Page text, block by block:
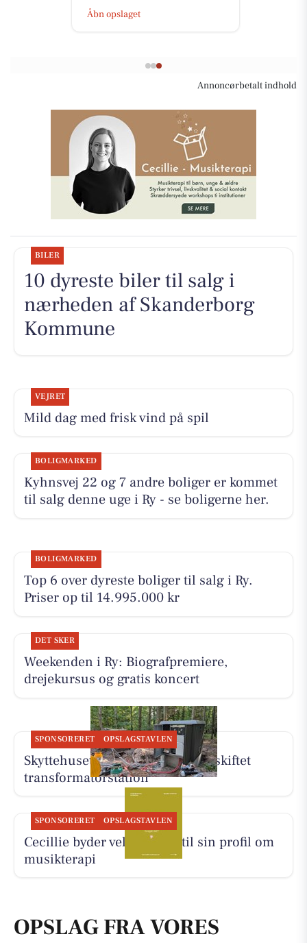
Åbn opslaget
Annoncørbetalt indhold
BILER
10 dyreste biler til salg i
nærheden af Skanderborg
Kommune
VEJRET
Mild dag med frisk vind på spil
BOLIGMARKED
Kyhnsvej 22 og 7 andre boliger er kommet
til salg denne uge i Ry - se boligerne her.
BOLIGMARKED
Top 6 over dyreste boliger til salg i Ry.
Priser op til 14.995.000 kr
DET SKER
Weekenden i Ry: Biografpremiere,
drejekursus og gratis koncert
SPONSORERET OPSLAGSTAVLEN
Skyttehusets Outdoor Camp får skiftet
transformatorstation
SPONSORERET OPSLAGSTAVLEN
Cecillie byder velkommen til sin profil om
musikterapi
OPSLAG FRA VORES